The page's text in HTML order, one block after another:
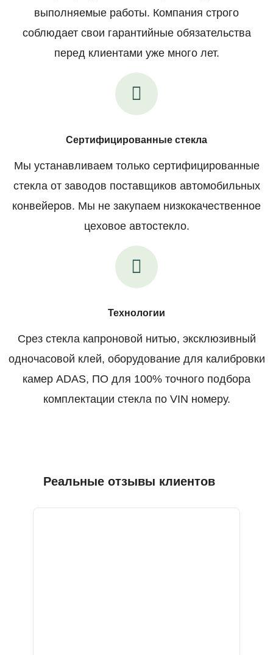
выполняемые работы. Компания строго
соблюдает свои гарантийные обязательства
перед клиентами уже много лет.
Сертифицированные стекла
Мы устанавливаем только сертифицированные
стекла от заводов поставщиков автомобильных
конвейеров. Мы не закупаем низкокачественное
цеховое автостекло.
Технологии
Срез стекла капроновой нитью, эксклюзивный
одночасовой клей, оборудование для калибровки
камер ADAS, ПО для 100% точного подбора
комплектации стекла по VIN номеру.
Реальные отзывы клиентов